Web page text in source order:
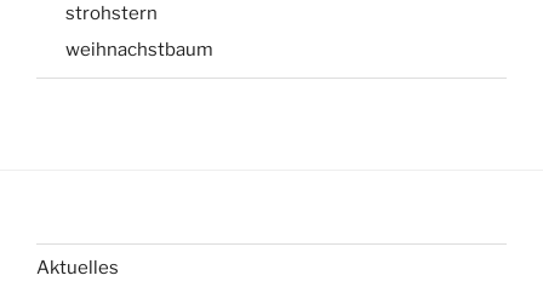
strohstern
weihnachstbaum
Aktuelles